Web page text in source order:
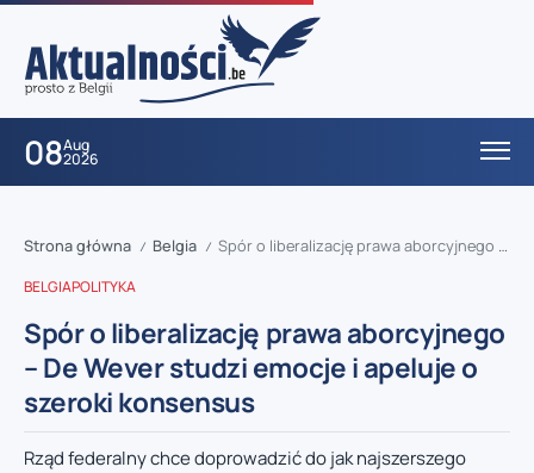
08Aug
2026
Strona główna / Belgia / Spór o liberalizację prawa aborcyjnego – De Wever studzi emocje i apeluje o szeroki konsensus
BELGIAPOLITYKA
Spór o liberalizację prawa aborcyjnego
– De Wever studzi emocje i apeluje o
szeroki konsensus
Rząd federalny chce doprowadzić do jak najszerszego